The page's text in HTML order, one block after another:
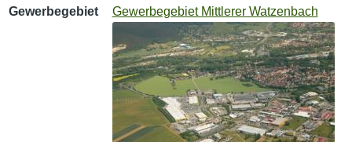
Gewerbegebiet Gewerbegebiet Mittlerer Watzenbach